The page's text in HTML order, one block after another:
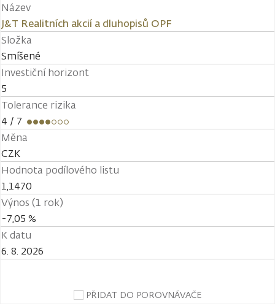
Název
J&T Realitních akcií a dluhopisů OPF
Složka
Smíšené
Investiční horizont
5
Tolerance rizika
4 / 7
Měna
CZK
Hodnota podílového listu
1,1470
Výnos (1 rok)
-7,05 %
K datu
6. 8. 2026
PŘIDAT DO POROVNÁVAČE